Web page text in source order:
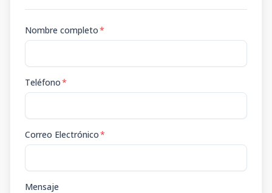
Nombre completo*
Teléfono*
Correo Electrónico*
Mensaje